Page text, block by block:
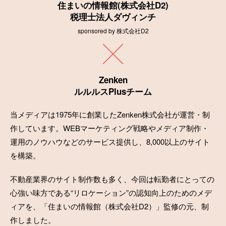
住まいの情報館(株式会社D2)
税理士法人ダヴィンチ
sponsored by 株式会社D2
Zenken
ルルルスPlusチーム
当メディアは1975年に創業したZenken株式会社が運営・制
作しています。WEBマーケティング戦略やメディア制作・
運用のノウハウなどのサービス提供し、8,000以上のサイト
を構築。
不動産業界のサイト制作数も多く、今回は転勤者にとっての
心強い味方である“リロケーション”の認知向上のためのメデ
ィアを、「住まいの情報館（株式会社D2）」監修の元、制
作しました。